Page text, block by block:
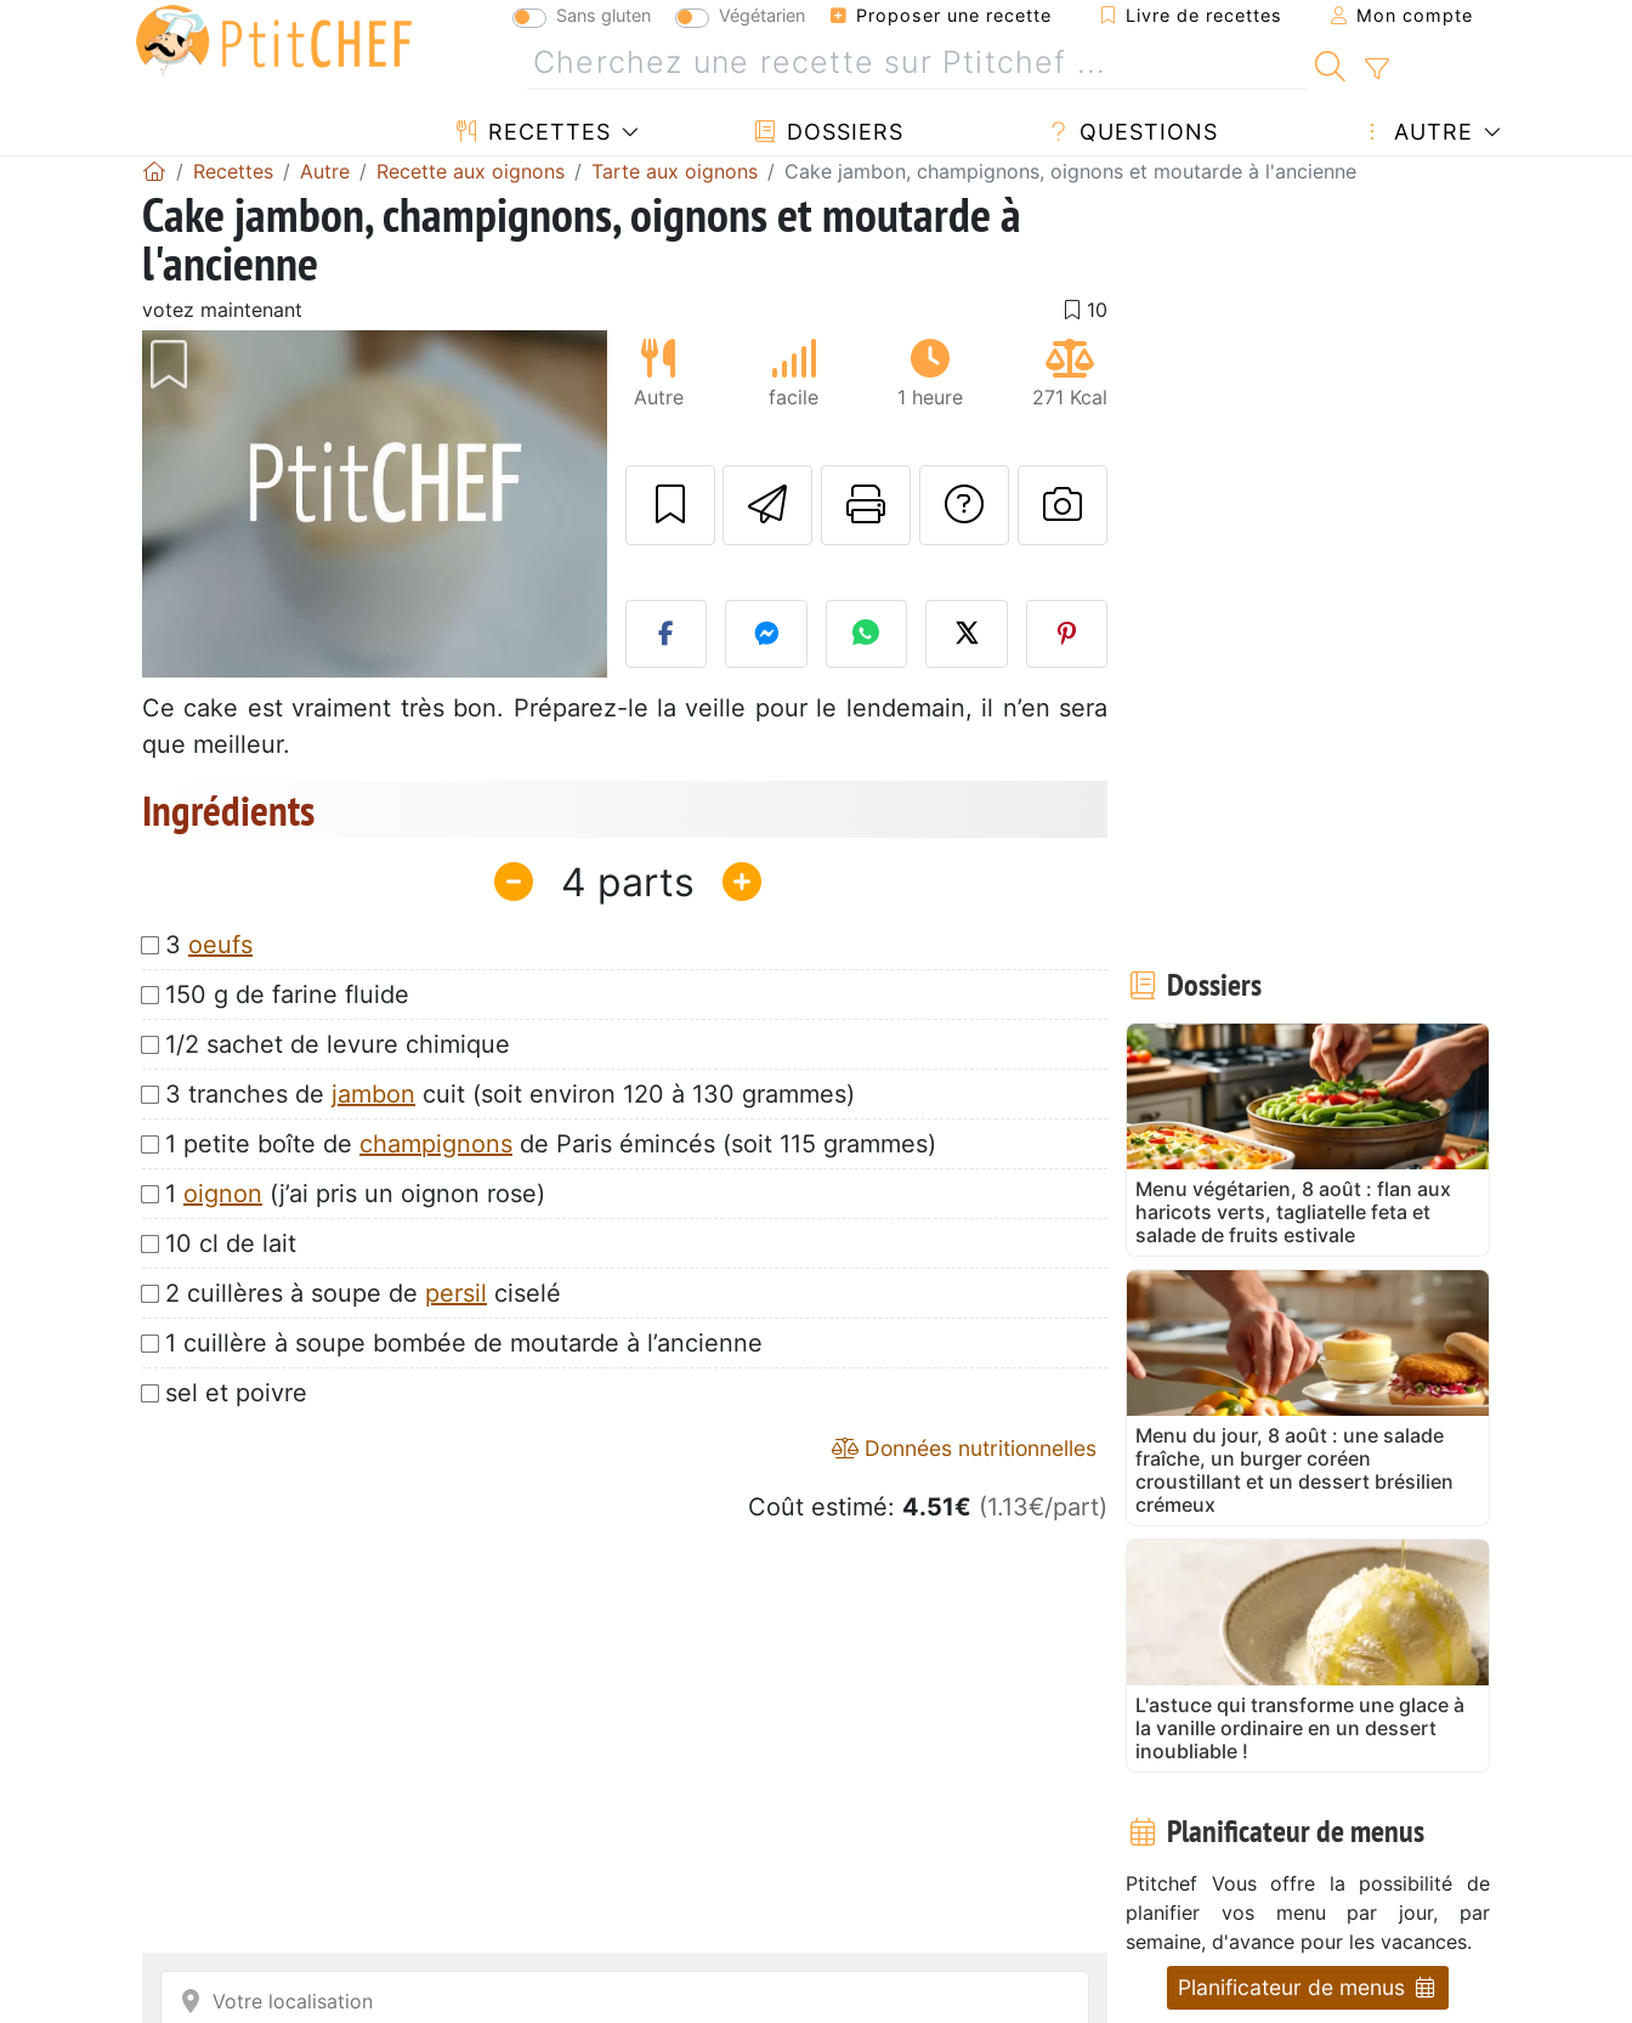
Sans gluten Végétarien Proposer une recette Livre de recettes Mon compte
RECETTES DOSSIERS QUESTIONS AUTRE
Recettes Autre Recette aux oignons Tarte aux oignons Cake jambon, champignons, oignons et moutarde à l'ancienne
Cake jambon, champignons, oignons et moutarde à
l'ancienne
votez maintenant
Autre facile 1 heure 271 Kcal
Envoyer cette recette à un ami
Imprimer cette page
Poser une question à l'auteur
Publier votre photo de cette
Ce cake est vraiment très bon. Préparez-le la veille pour le lendemain, il n’en sera
que meilleur.
Ingrédients
4
3 oeufs
150 g de farine fluide
1/2 sachet de levure chimique
3 tranches de jambon cuit (soit environ 120 à 130 grammes)
1 petite boîte de champignons de Paris émincés (soit 115 grammes)
1 oignon (j’ai pris un oignon rose)
10 cl de lait
2 cuillères à soupe de persil ciselé
1 cuillère à soupe bombée de moutarde à l’ancienne
sel et poivre
Données nutritionnelles
Coût estimé: 4.51€ (1.13€/part)
Dossiers
Menu végétarien, 8 août : flan aux
haricots verts, tagliatelle feta et
salade de fruits estivale
Menu du jour, 8 août : une salade
fraîche, un burger coréen
croustillant et un dessert brésilien
crémeux
L'astuce qui transforme une glace à
la vanille ordinaire en un dessert
inoubliable !
Planificateur de menus
Ptitchef Vous offre la possibilité de
planifier vos menu par jour, par
semaine, d'avance pour les vacances.
Planificateur de menus